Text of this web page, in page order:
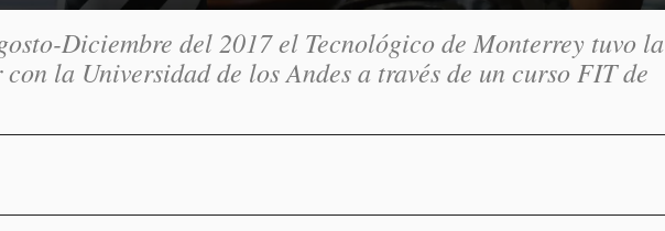
Diciembre del 2017 el Tecnológico de Monterrey tuvo la
la Universidad de los Andes a través de un curso FIT de